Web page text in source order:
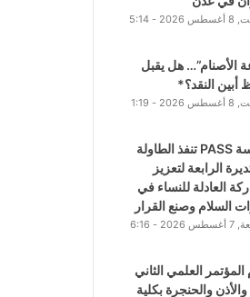
السبت, 8 أغسطس 2026 - 5:14
الأصنام”… هل يقبل
أبين النقد؟*
السبت, 8 أغسطس 2026 - 1:19
مؤسسة PASS تنفذ الطاولة
الرابعة لتعزيز
العادلة للنساء في
السلام وصنع القرار
الجمعة, 7 أغسطس 2026 - 6:16
المؤتمر العلمي الثاني
والحنجرة بكلية